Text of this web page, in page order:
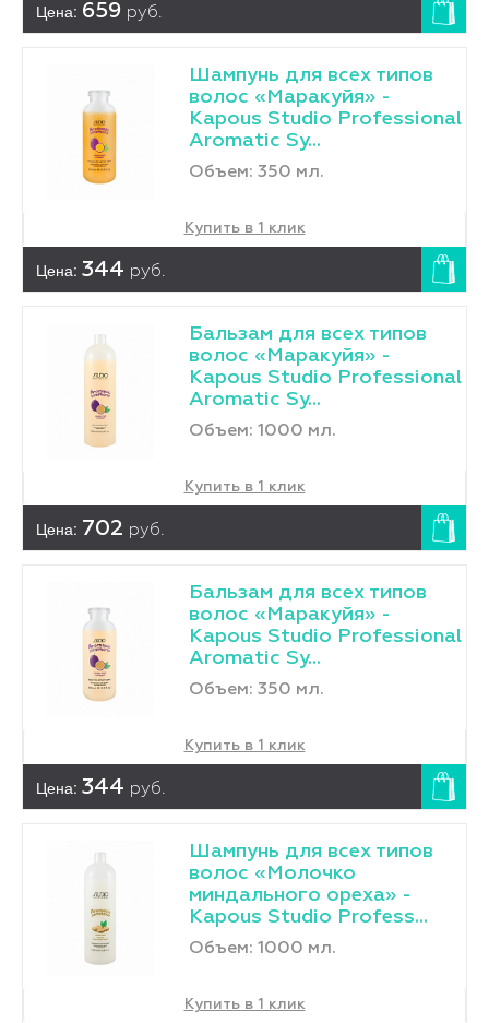
Цена: 659 руб.
Шампунь для всех типов
волос «Маракуйя» -
Kapous Studio Professional
Aromatic Sy...
Объем: 350 мл.
Купить в 1 клик
Цена: 344 руб.
Бальзам для всех типов
волос «Маракуйя» -
Kapous Studio Professional
Aromatic Sy...
Объем: 1000 мл.
Купить в 1 клик
Цена: 702 руб.
Бальзам для всех типов
волос «Маракуйя» -
Kapous Studio Professional
Aromatic Sy...
Объем: 350 мл.
Купить в 1 клик
Цена: 344 руб.
Шампунь для всех типов
волос «Молочко
миндального ореха» -
Kapous Studio Profess...
Объем: 1000 мл.
Купить в 1 клик